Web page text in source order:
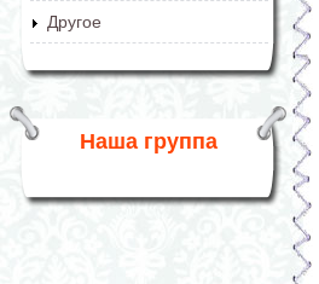
Другое
Наша группа